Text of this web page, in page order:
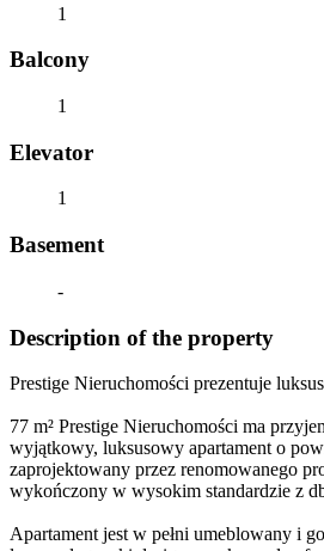
1
Balcony
1
Elevator
1
Basement
-
Description of the property
Prestige Nieruchomości prezentuje
77 m² Prestige Nieruchomości ma
wyjątkowy, luksusowy apartament o
zaprojektowany przez renomowanego
wykończony w wysokim standardzie z
Apartament jest w pełni umeblowany i